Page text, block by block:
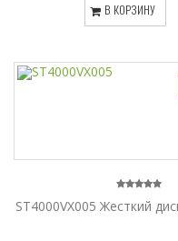
В КОРЗИНУ
ST4000VX005 Жесткий